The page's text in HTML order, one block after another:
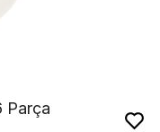
Parça